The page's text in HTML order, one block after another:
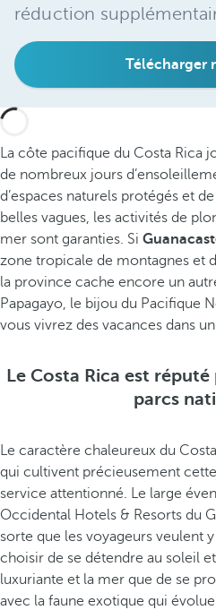
réduction
Télécharger
La côte pacifique du Costa Rica
de nombreux jours
d’espaces naturels protégés et
belles vagues, les activités de
mer sont garanties. Si
zone tropicale de montagnes et
la province cache encore un
Papagayo, le bijou du Pacifique
vous vivrez des vacances dans
Le Costa Rica est réputé
parcs
Le caractère chaleureux du
qui cultivent précieusement
service attentionné. Le large
Occidental Hotels & Resorts du
sorte que les voyageurs veulent
choisir de se détendre au soleil
luxuriante et la mer que de se
avec la faune exotique qui